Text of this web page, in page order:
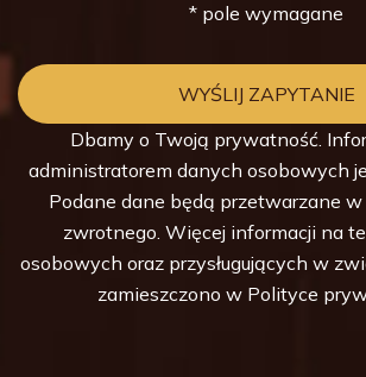
* pole wymagane
Dbamy o Twoją prywatność.
administratorem danych osobowych
Podane dane będą przetwarzane
zwrotnego. Więcej informacji na
osobowych oraz przysługujących w
zamieszczono w Polityce